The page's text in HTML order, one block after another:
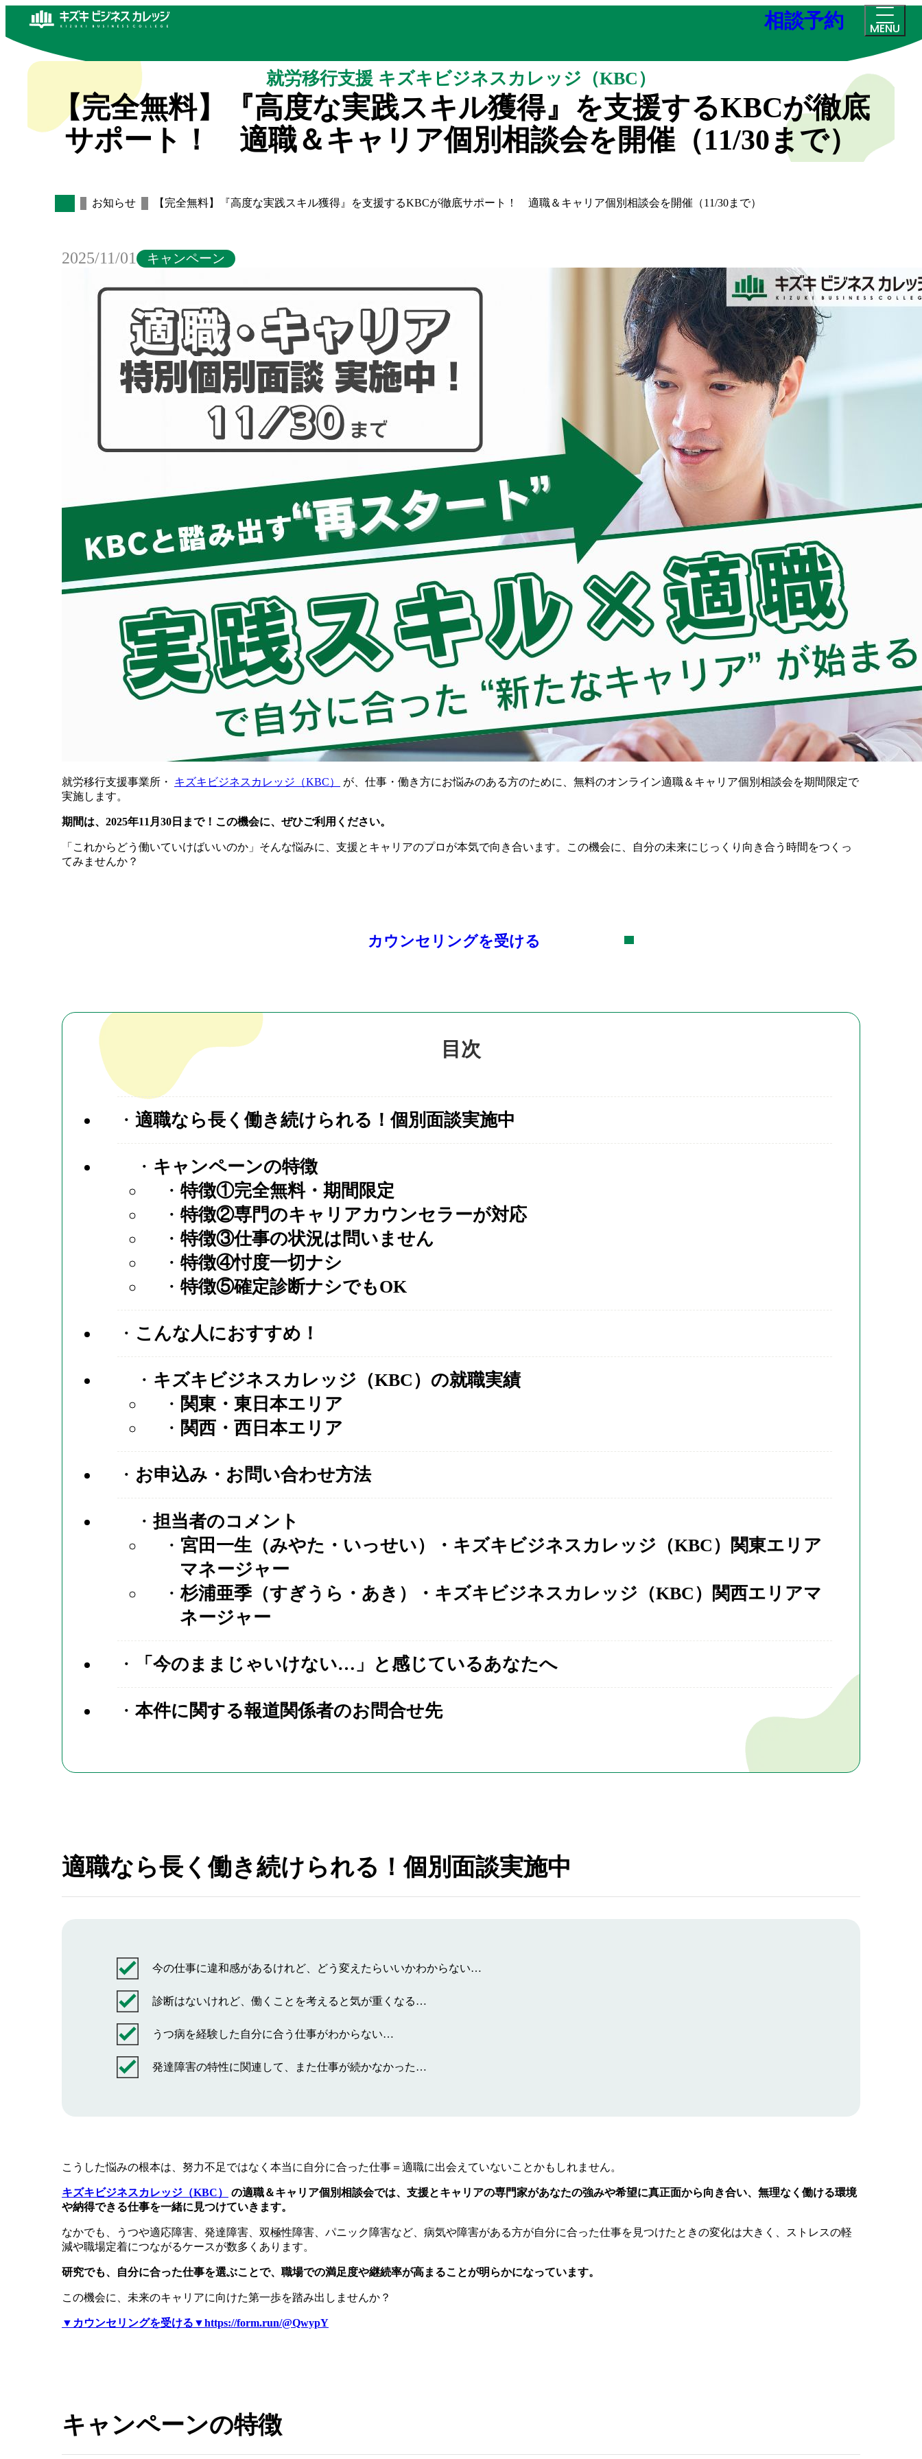
相談予約 MENU
就労移行支援 キズキビジネスカレッジ（KBC）
【完全無料】『高度な実践スキル獲得』を支援するKBCが徹底
サポート！ 適職＆キャリア個別相談会を開催（11/30まで）
お知らせ 【完全無料】『高度な実践スキル獲得』を支援するKBCが徹底サポート！ 適職＆キャリア個別相談会を開催（11/30まで）
2025/11/01 キャンペーン
就労移行支援事業所・ キズキビジネスカレッジ（KBC）
が、仕事・働き方にお悩みのある方のために、無料のオンライン適職＆キャリア個別相談会を期間限定で
実施します。
期間は、2025年11月30日まで！この機会に、ぜひご利用ください。
「これからどう働いていけばいいのか」そんな悩みに、支援とキャリアのプロが本気で向き合います。この機会に、自分の未来にじっくり向き合う時間をつくっ
てみませんか？
カウンセリングを受ける
目次
適職なら長く働き続けられる！個別面談実施中
キャンペーンの特徴
特徴①完全無料・期間限定
特徴②専門のキャリアカウンセラーが対応
特徴③仕事の状況は問いません
特徴④忖度一切ナシ
特徴⑤確定診断ナシでもOK
こんな人におすすめ！
キズキビジネスカレッジ（KBC）の就職実績
関東・東日本エリア
関西・西日本エリア
お申込み・お問い合わせ方法
担当者のコメント
宮田一生（みやた・いっせい）・キズキビジネスカレッジ（KBC）関東エリア
マネージャー
杉浦亜季（すぎうら・あき）・キズキビジネスカレッジ（KBC）関西エリアマ
ネージャー
「今のままじゃいけない…」と感じているあなたへ
本件に関する報道関係者のお問合せ先
適職なら長く働き続けられる！個別面談実施中
今の仕事に違和感があるけれど、どう変えたらいいかわからない…
診断はないけれど、働くことを考えると気が重くなる…
うつ病を経験した自分に合う仕事がわからない…
発達障害の特性に関連して、また仕事が続かなかった…
こうした悩みの根本は、努力不足ではなく本当に自分に合った仕事＝適職に出会えていないことかもしれません。
キズキビジネスカレッジ（KBC）
の適職＆キャリア個別相談会では、支援とキャリアの専門家があなたの強みや希望に真正面から向き合い、無理なく働ける環境
や納得できる仕事を一緒に見つけていきます。
なかでも、うつや適応障害、発達障害、双極性障害、パニック障害など、病気や障害がある方が自分に合った仕事を見つけたときの変化は大きく、ストレスの軽
減や職場定着につながるケースが数多くあります。
研究でも、自分に合った仕事を選ぶことで、職場での満足度や継続率が高まることが明らかになっています。
この機会に、未来のキャリアに向けた第一歩を踏み出しませんか？
▼カウンセリングを受ける▼https://form.run/@QwypY
キャンペーンの特徴